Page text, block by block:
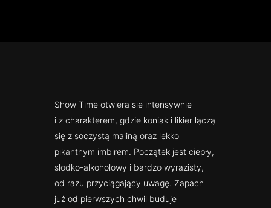
Show Time otwiera się intensywnie
i z charakterem, gdzie koniak i likier łączą
się z soczystą maliną oraz lekko
pikantnym imbirem. Początek jest ciepły,
słodko-alkoholowy i bardzo wyrazisty,
od razu przyciągający uwagę. Zapach
już od pierwszych chwil buduje